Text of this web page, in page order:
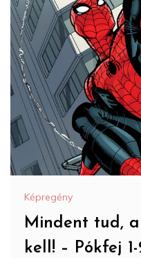
Képregény
Mindent tud,
kell! – Pókfej